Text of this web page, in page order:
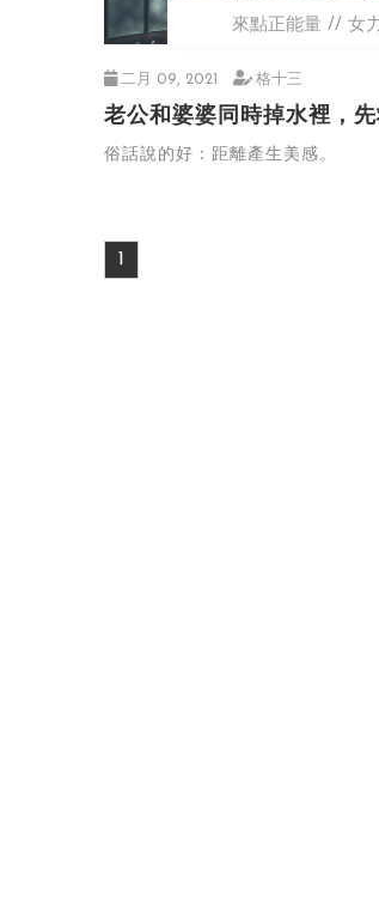
來點正能量 女
二月 09, 2021 格十三
老公和婆婆同時掉水裡，先
俗話說的好：距離產生美感。
1